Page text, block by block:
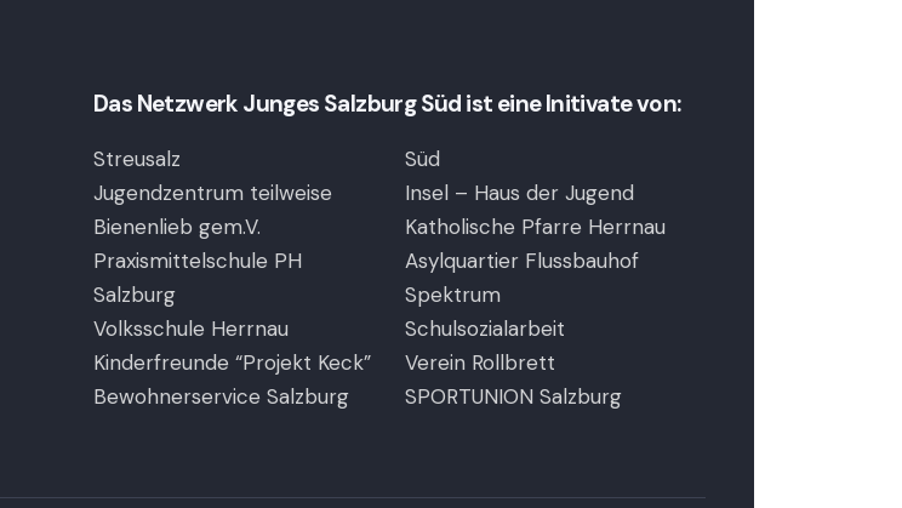
Das Netzwerk Junges Salzburg Süd ist eine Initivate von:
Streusalz
Jugendzentrum teilweise
Bienenlieb gem.V.
Praxismittelschule PH
Salzburg
Volksschule Herrnau
Kinderfreunde “Projekt Keck”
Bewohnerservice Salzburg
Süd
Insel – Haus der Jugend
Katholische Pfarre Herrnau
Asylquartier Flussbauhof
Spektrum
Schulsozialarbeit
Verein Rollbrett
SPORTUNION Salzburg